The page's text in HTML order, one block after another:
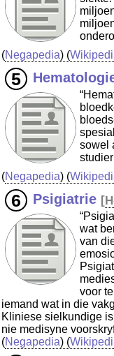
(Negapedia) (
sowel
(Negapedia) (
Psigiatrie [
wat
van
voor
iemand wat in die
Kliniese sielkundige
nie medisyne
(Negapedia) (